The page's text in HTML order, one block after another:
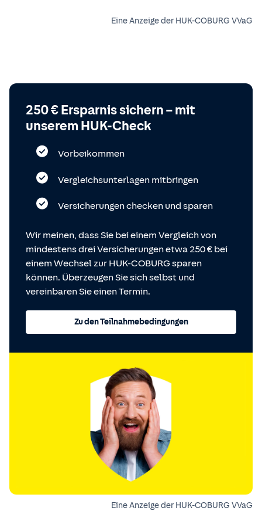
Eine Anzeige der HUK-COBURG VVaG
250 € Ersparnis sichern – mit
unserem HUK-Check
Vorbeikommen
Vergleichsunterlagen mitbringen
Versicherungen checken und sparen
Wir meinen, dass Sie bei einem Vergleich von
mindestens drei Versicherungen etwa 250 € bei
einem Wechsel zur HUK-COBURG sparen
können. Überzeugen Sie sich selbst und
vereinbaren Sie einen Termin.
Zu den Teilnahmebedingungen
Eine Anzeige der HUK-COBURG VVaG